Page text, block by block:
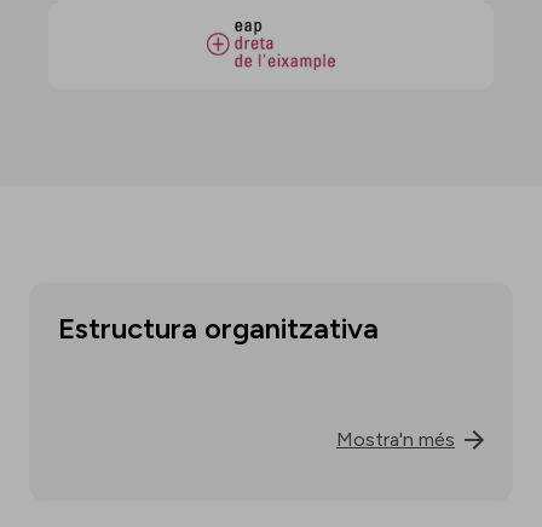
Estructura organitzativa
Mostra'n més